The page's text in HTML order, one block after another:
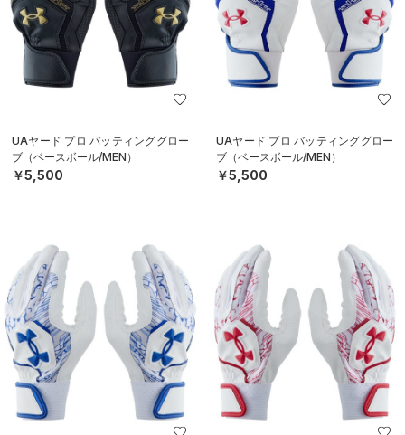
UAヤード プロ バッティンググロー
ブ（ベースボール/MEN）
￥5,500
UAヤード プロ バッティンググロー
ブ（ベースボール/MEN）
￥5,500